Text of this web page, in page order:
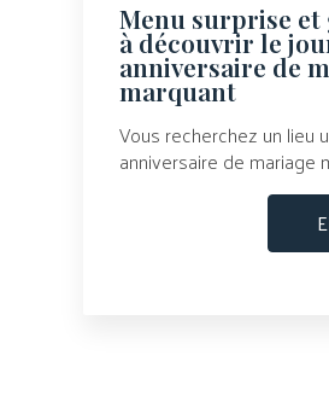
Menu surprise
à découvrir le
anniversaire de
marquant
Vous recherchez un lieu
anniversaire de mariage